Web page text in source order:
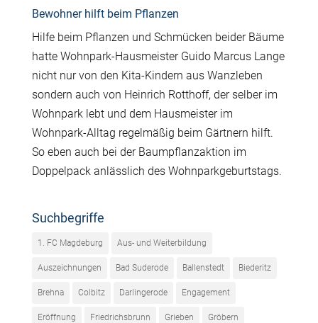
Bewohner hilft beim Pflanzen
Hilfe beim Pflanzen und Schmücken beider Bäume
hatte Wohnpark-Hausmeister Guido Marcus Lange
nicht nur von den Kita-Kindern aus Wanzleben
sondern auch von Heinrich Rotthoff, der selber im
Wohnpark lebt und dem Hausmeister im
Wohnpark-Alltag regelmäßig beim Gärtnern hilft.
So eben auch bei der Baumpflanzaktion im
Doppelpack anlässlich des Wohnparkgeburtstags.
Suchbegriffe
1. FC Magdeburg Aus- und Weiterbildung
Auszeichnungen Bad Suderode Ballenstedt Biederitz
Brehna Colbitz Darlingerode Engagement
Eröffnung Friedrichsbrunn Grieben Gröbern